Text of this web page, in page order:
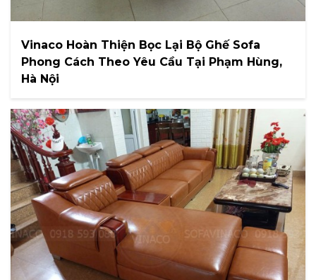
Vinaco Hoàn Thiện Bọc Lại Bộ Ghế Sofa
Phong Cách Theo Yêu Cầu Tại Phạm Hùng,
Hà Nội